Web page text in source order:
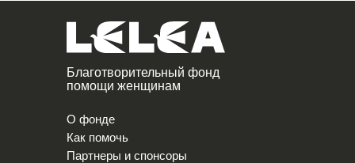
Благотворительный фонд
помощи женщинам
О фонде
Как помочь
Партнеры и спонсоры